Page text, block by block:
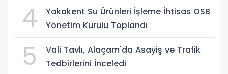
4
Yakakent Su Ürünleri İşleme İhtisas OSB
Yönetim Kurulu Toplandı
5
Vali Tavlı, Alaçam'da Asayiş ve Trafik
Tedbirlerini İnceledi